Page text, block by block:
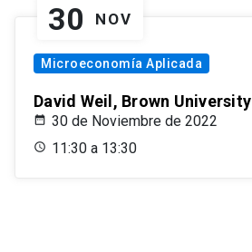
30 NOV
Microeconomía Aplicada
David Weil, Brown University
30 de Noviembre de 2022
11:30 a 13:30